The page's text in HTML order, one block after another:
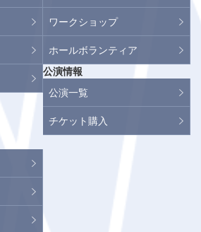
ワークショップ
ホールボランティア
公演情報
公演一覧
チケット購入